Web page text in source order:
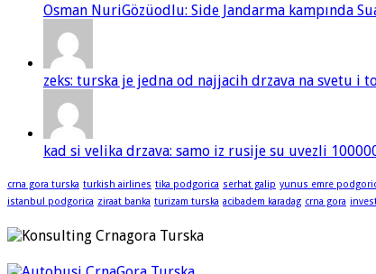
Osman NuriGözüodlu: Side Jandarma kampında
zeks: turska je jedna od najjacih drzava na svetu i
kad si velika drzava: samo iz rusije su uvezli
crna gora turska turkish airlines tika podgorica serhat galip yunus emre
istanbul podgorica ziraat banka turizam turska acibadem karadag crna gora